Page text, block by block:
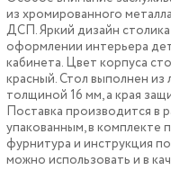
из хромированного
ДСП. Яркий дизайн
оформлении интерьера
кабинета. Цвет корпуса
красный. Стол выполнен
толщиной 16 мм, а края
Поставка производится в
упакованным, в комплекте
фурнитура и инструкция
можно использовать и в